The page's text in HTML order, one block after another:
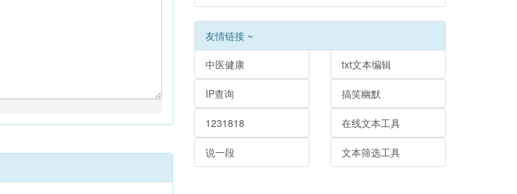
友情链接 ~
中医健康 txt文本编辑
IP查询 搞笑幽默
1231818 在线文本工具
说一段 文本筛选工具